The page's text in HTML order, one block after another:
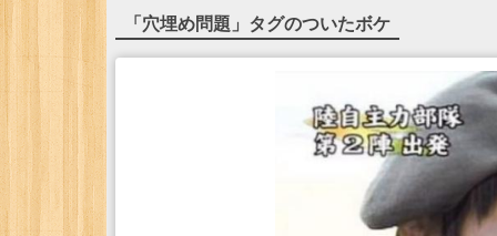
「穴埋め問題 」タグのついたボケ